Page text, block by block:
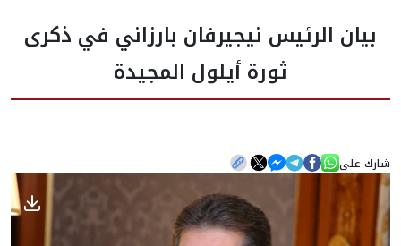
نواب الرئيس
طاقم الرئاسة
المؤسسات
الأخبار
بيان الرئيس نيجيرفان بارزاني في ذكرى
ثورة أيلول المجيدة
شارك على